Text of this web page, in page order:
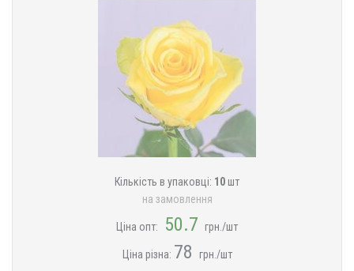
Кількість в упаковці: 10 шт
на замовлення
Ціна опт: 50.7 грн./шт
Ціна різна: 78 грн./шт